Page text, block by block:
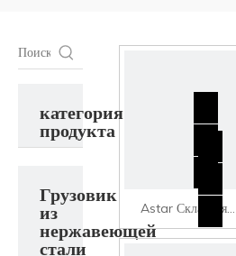
категория
продукта
Грузовик
из
нержавеющей
стали
Astar Складная
платтная